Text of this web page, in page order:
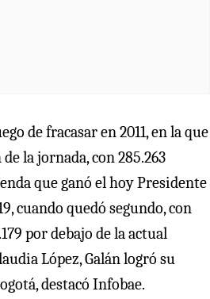
de fracasar en 2011, en la que
la jornada, con 285.263
que ganó el hoy Presidente
cuando quedó segundo, con
por debajo de la actual
López, Galán logró su
destacó Infobae.